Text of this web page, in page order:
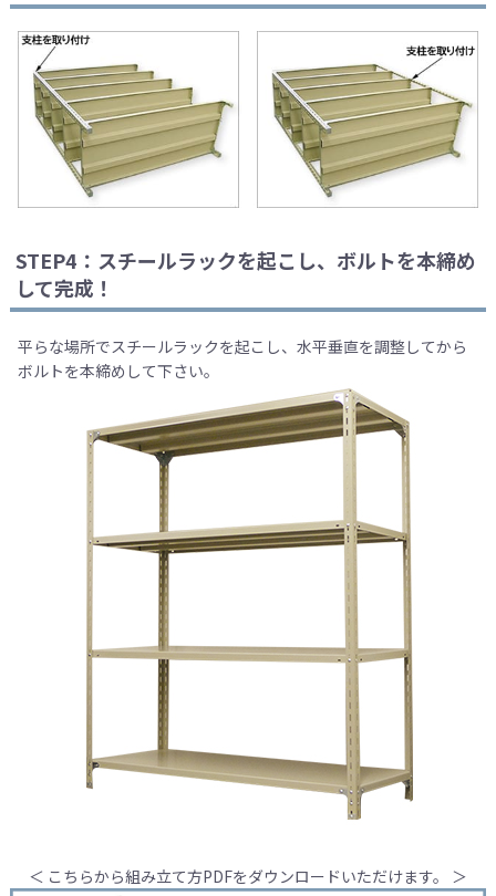
STEP4：スチールラックを起こし、ボルトを本締め
して完成！
平らな場所でスチールラックを起こし、水平垂直を調整してから
ボルトを本締めして下さい。
＜ こちらから組み立て方PDFをダウンロードいただけます。 ＞